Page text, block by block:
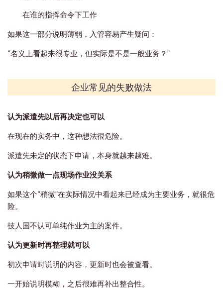
在谁的指挥命令下工作
如果这一部分说明薄弱，入管容易产生疑问：
“名义上看起来很专业，但实际是不是一般业务？”
企业常见的失败做法
认为派遣先以后再决定也可以
在现在的实务中，这种想法很危险。
派遣先未定的状态下申请，本身就越来越难。
认为稍微做一点现场作业没关系
如果这个“稍微”在实际情况中看起来已经成为主要业务，就很危
险。
技人国不认可单纯作业为主的案件。
认为更新时再整理就可以
初次申请时说明的内容，更新时也会被查看。
一开始说明模糊，之后很难再补出整合性。